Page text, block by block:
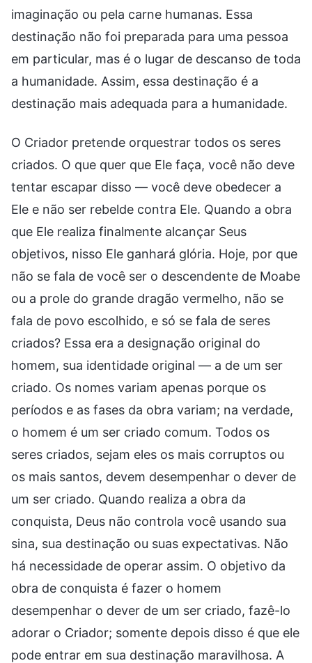
imaginação ou pela carne humanas. Essa
destinação não foi preparada para uma pessoa
em particular, mas é o lugar de descanso de toda
a humanidade. Assim, essa destinação é a
destinação mais adequada para a humanidade.
O Criador pretende orquestrar todos os seres
criados. O que quer que Ele faça, você não deve
tentar escapar disso — você deve obedecer a
Ele e não ser rebelde contra Ele. Quando a obra
que Ele realiza finalmente alcançar Seus
objetivos, nisso Ele ganhará glória. Hoje, por que
não se fala de você ser o descendente de Moabe
ou a prole do grande dragão vermelho, não se
fala de povo escolhido, e só se fala de seres
criados? Essa era a designação original do
homem, sua identidade original — a de um ser
criado. Os nomes variam apenas porque os
períodos e as fases da obra variam; na verdade,
o homem é um ser criado comum. Todos os
seres criados, sejam eles os mais corruptos ou
os mais santos, devem desempenhar o dever de
um ser criado. Quando realiza a obra da
conquista, Deus não controla você usando sua
sina, sua destinação ou suas expectativas. Não
há necessidade de operar assim. O objetivo da
obra de conquista é fazer o homem
desempenhar o dever de um ser criado, fazê-lo
adorar o Criador; somente depois disso é que ele
pode entrar em sua destinação maravilhosa. A